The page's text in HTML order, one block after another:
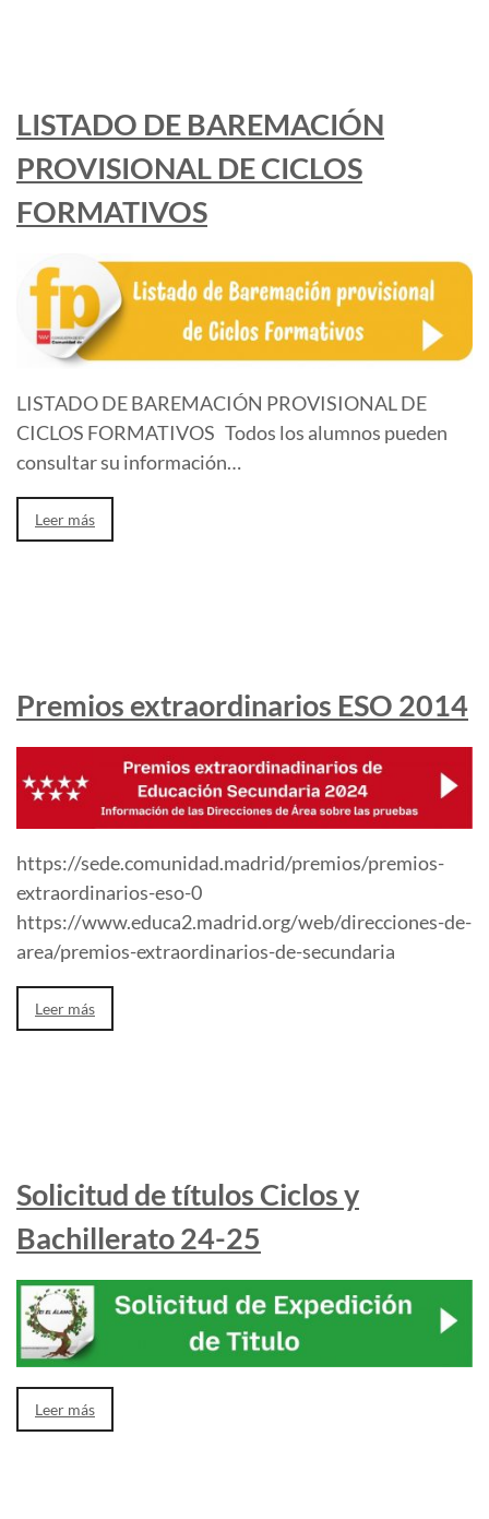
LISTADO DE BAREMACIÓN
PROVISIONAL DE CICLOS
FORMATIVOS
LISTADO DE BAREMACIÓN PROVISIONAL DE
CICLOS FORMATIVOS Todos los alumnos pueden
consultar su información…
Leer más
Premios extraordinarios ESO 2014
https://sede.comunidad.madrid/premios/premios-
extraordinarios-eso-0
https://www.educa2.madrid.org/web/direcciones-de-
area/premios-extraordinarios-de-secundaria
Leer más
Solicitud de títulos Ciclos y
Bachillerato 24-25
Leer más